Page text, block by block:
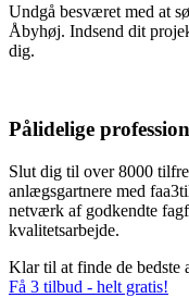
Undgå besværet med at
Åbyhøj. Indsend dit
dig.
Pålidelige
Slut dig til over 8000
anlægsgartnere med
netværk af godkendte
kvalitetsarbejde.
Klar til at finde de
Få 3 tilbud - helt gratis!